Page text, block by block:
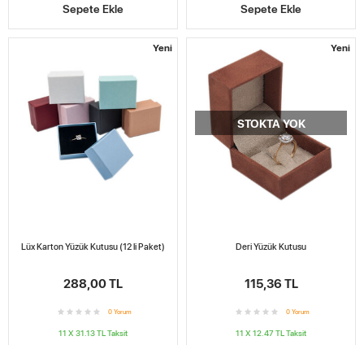
Sepete Ekle Sepete Ekle
Yeni
Lüx Karton Yüzük Kutusu (12 li Paket)
288,00 TL
0 Yorum
11 X 31.13 TL Taksit
Yeni
STOKTA YOK
Deri Yüzük Kutusu
115,36 TL
0 Yorum
11 X 12.47 TL Taksit